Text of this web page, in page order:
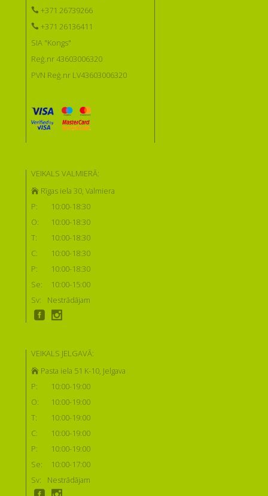
+371 26739266
+371 26136411
SIA "Kongs"
Reģ.nr 43603006320
PVN Reģ.nr LV43603006320
VEIKALS VALMIERĀ:
Rīgas iela 30, Valmiera
P:
10:00-18:30
O:
10:00-18:30
T:
10:00-18:30
C:
10:00-18:30
P:
10:00-18:30
Se:
10:00-15:00
Sv:
Nestrādājam
VEIKALS JELGAVĀ:
Pasta iela 51 K-10, Jelgava
P:
10:00-19:00
O:
10:00-19:00
T:
10:00-19:00
C:
10:00-19:00
P:
10:00-19:00
Se:
10:00-17:00
Sv:
Nestrādājam